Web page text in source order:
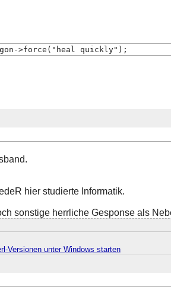
>force("heal quickly");
hier studierte Informatik.
sonstige herrliche Gesponse als
Versionen unter Windows starten